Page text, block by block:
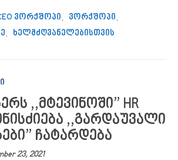
ვორქშოპი, ვორქშოპი,
, ხელმძღვანელებისთვის
,,მტევინოში” HR
,,გარდაუვალი
ჩატარდება
23, 2021